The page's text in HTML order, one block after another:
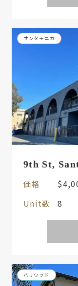
サンタモニカ
9th St,
価格
Unit数
8
ハリウッド